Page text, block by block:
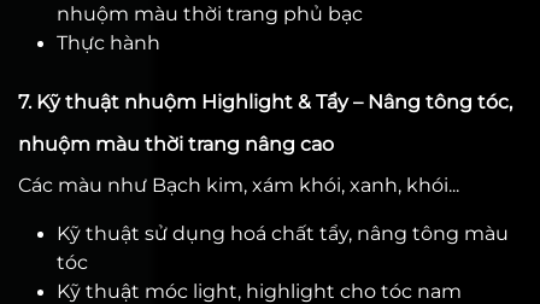
nhuộm màu thời trang phủ bạc
Thực hành
7. Kỹ thuật nhuộm Highlight & Tẩy – Nâng tông tóc,
nhuộm màu thời trang nâng cao
Các màu như Bạch kim, xám khói, xanh, khói...
Kỹ thuật sử dụng hoá chất tẩy, nâng tông màu
tóc
Kỹ thuật móc light, highlight cho tóc nam